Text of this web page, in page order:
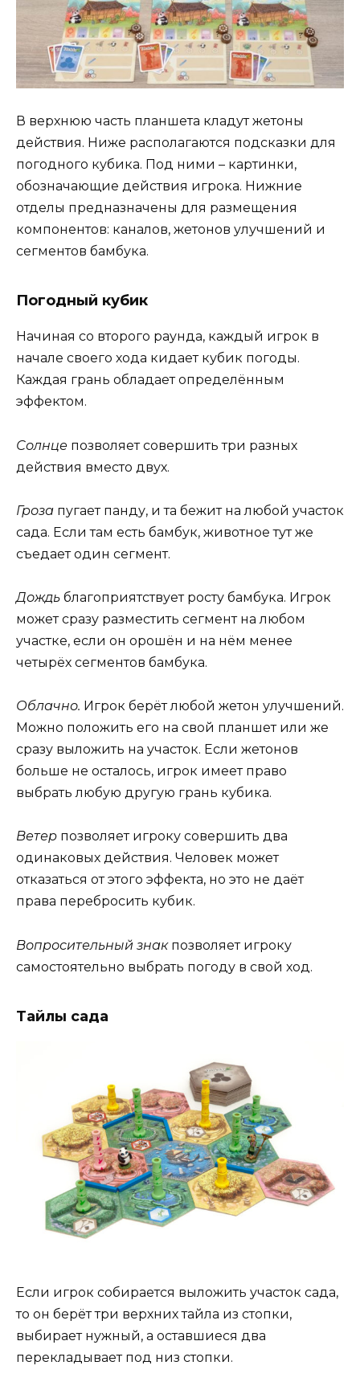
В верхнюю часть планшета кладут жетоны
действия. Ниже располагаются подсказки для
погодного кубика. Под ними – картинки,
обозначающие действия игрока. Нижние
отделы предназначены для размещения
компонентов: каналов, жетонов улучшений и
сегментов бамбука.
Погодный кубик
Начиная со второго раунда, каждый игрок в
начале своего хода кидает кубик погоды.
Каждая грань обладает определённым
эффектом.
Солнце позволяет совершить три разных
действия вместо двух.
Гроза пугает панду, и та бежит на любой участок
сада. Если там есть бамбук, животное тут же
съедает один сегмент.
Дождь благоприятствует росту бамбука. Игрок
может сразу разместить сегмент на любом
участке, если он орошён и на нём менее
четырёх сегментов бамбука.
Облачно. Игрок берёт любой жетон улучшений.
Можно положить его на свой планшет или же
сразу выложить на участок. Если жетонов
больше не осталось, игрок имеет право
выбрать любую другую грань кубика.
Ветер позволяет игроку совершить два
одинаковых действия. Человек может
отказаться от этого эффекта, но это не даёт
права перебросить кубик.
Вопросительный знакпозволяет игроку
самостоятельно выбрать погоду в свой ход.
Тайлы сада
Если игрок собирается выложить участок сада,
то он берёт три верхних тайла из стопки,
выбирает нужный, а оставшиеся два
перекладывает под низ стопки.